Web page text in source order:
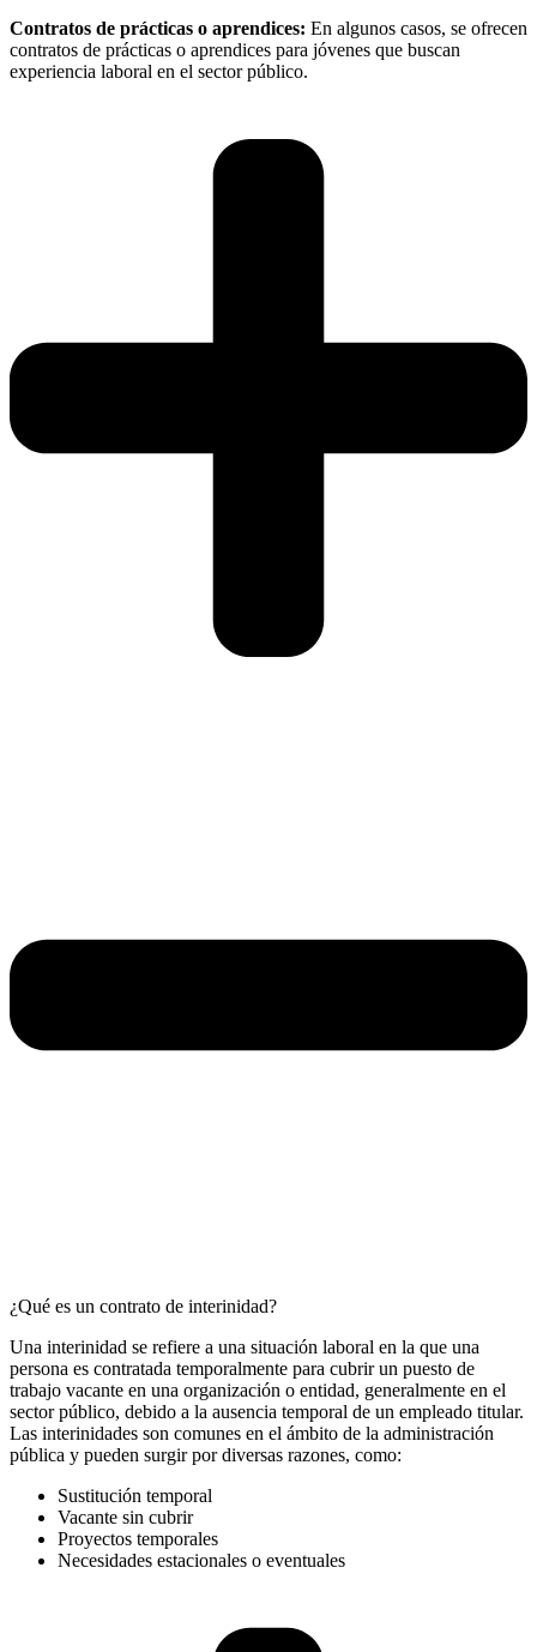
Contratos de prácticas o aprendices: En algunos casos, se ofrecen
contratos de prácticas o aprendices para jóvenes que buscan
experiencia laboral en el sector público.
¿Qué es un contrato de interinidad?
Una interinidad se refiere a una situación laboral en la que una
persona es contratada temporalmente para cubrir un puesto de
trabajo vacante en una organización o entidad, generalmente en el
sector público, debido a la ausencia temporal de un empleado titular.
Las interinidades son comunes en el ámbito de la administración
pública y pueden surgir por diversas razones, como:
Sustitución temporal
Vacante sin cubrir
Proyectos temporales
Necesidades estacionales o eventuales